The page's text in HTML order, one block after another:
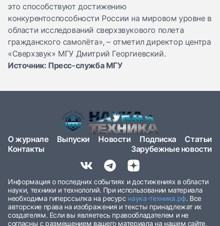
это способствуют достижению
конкурентоспособности России на мировом уровне в
области исследований сверхзвукового полета
гражданского самолёта», – отметил директор центра
«Сверхзвук» МГУ Дмитрий Георгиевский.
Источник: Пресс-служба МГУ
О журнале Выпуски Новости Подписка
Статьи
Контакты
Зарубежные новости
Информация о последних событиях и достижениях в области
науки, техники и технологий. При использовании материала
необходима гиперссылка на ресурс наука-техника.рф. Все
авторские права на изображения и тексты принадлежат их
создателям. Если вы являетесь правообладателем и не
согласны с размещением вашего материала на нашем сайте,